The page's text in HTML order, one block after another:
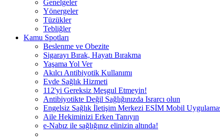
Genelgeler
Yönergeler
Tüzükler
Tebliğler
Kamu Spotları
Beslenme ve Obezite
Sigarayı Bırak, Hayatı Bırakma
Yaşama Yol Ver
Akılcı Antibiyotik Kullanımı
Evde Sağlık Hizmeti
112'yi Gereksiz Meşgul Etmeyin!
Antibiyotikte Değil Sağlığınızda Israrcı olun
Engelsiz Sağlık İletişim Merkezi ESİM Mobil
Aile Hekiminizi Erken Tanıyın
e-Nabız ile sağlığınız elinizin altında!